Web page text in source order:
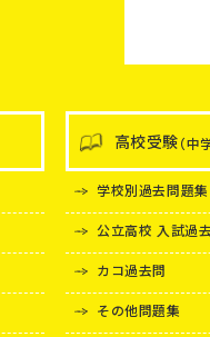
高校受験（中
学校別過去問題集
公立高校 入試過
カコ過去問
その他問題集